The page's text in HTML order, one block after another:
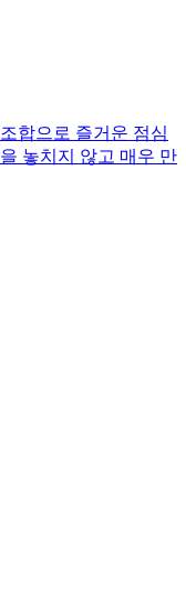
합으로 즐거운 점심
놓치지 않고 매우 만